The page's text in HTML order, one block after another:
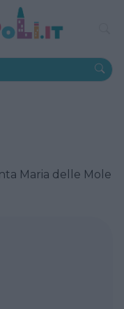
Maria delle Mole